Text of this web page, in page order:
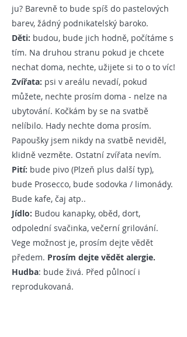
ju? Barevně to bude spíš do pastelových
barev, žádný podnikatelský baroko.
Děti: budou, bude jich hodně, počítáme s
tím. Na druhou stranu pokud je chcete
nechat doma, nechte, užijete si to o to víc!
Zvířata: psi v areálu nevadí, pokud
můžete, nechte prosím doma - nelze na
ubytování. Kočkám by se na svatbě
nelíbilo. Hady nechte doma prosím.
Papoušky jsem nikdy na svatbě neviděl,
klidně vezměte. Ostatní zvířata nevím.
Pití: bude pivo (Plzeň plus další typ),
bude Prosecco, bude sodovka / limonády.
Bude kafe, čaj atp..
Jídlo: Budou kanapky, oběd, dort,
odpolední svačinka, večerní grilování.
Vege možnost je, prosím dejte vědět
předem. Prosím dejte vědět alergie.
Hudba: bude živá. Před půlnocí i
reprodukovaná.